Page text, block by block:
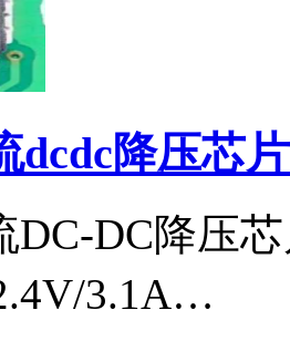
dcdc降压芯
DC-DC降压
3.1A…